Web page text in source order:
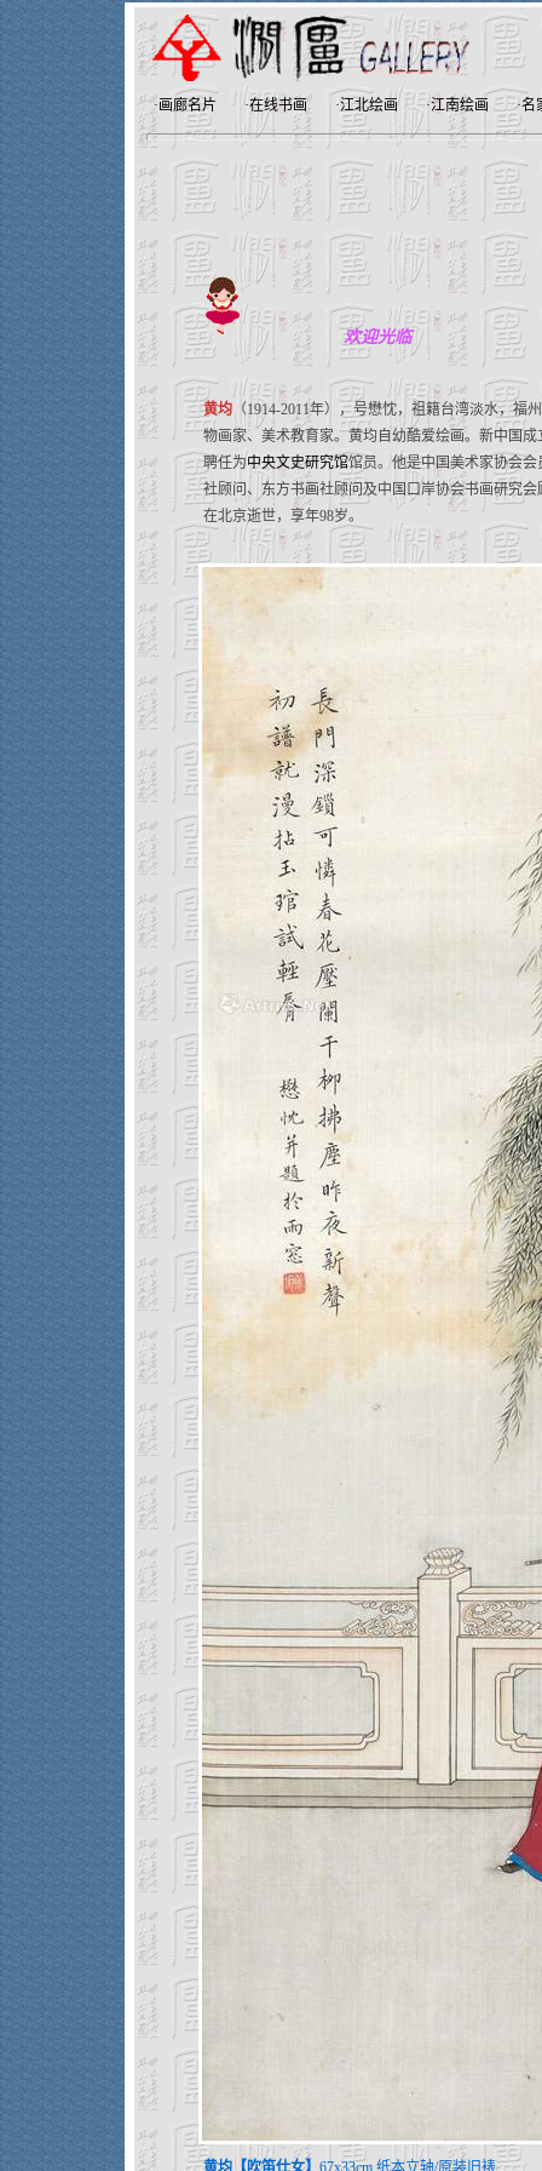
·画廊名片 ·在线书画 ·江北绘画 ·江南绘画 ·名
欢迎光临
黄均 （1914-2011年），号懋忱，祖籍台湾淡水，
物画家、美术教育家。黄均自幼酷爱绘画。新中国
聘任为中央文史研究馆馆员。他是中国美术家协会
社顾问、东方书画社顾问及中国口岸协会书画研究
在北京逝世，享年98岁。
黄均【吹笛仕女】 67x33cm 纸本立轴/原装旧裱